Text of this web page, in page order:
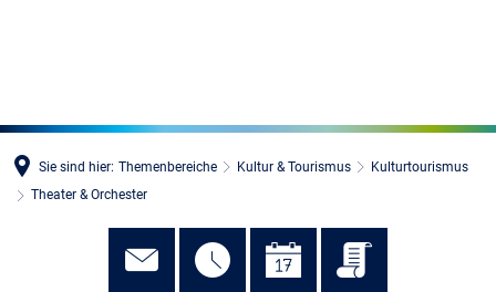
Sie sind hier: Themenbereiche Kultur & Tourismus
Kulturtourismus
Theater & Orchester